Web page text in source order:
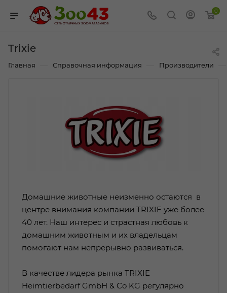
0
Trixie
Главная Справочная информация Производители
Домашниe животные неизменно остаются в
центре внимания компании TRIXIE уже более
40 лет. Наш интерес и страстная любовь к
домашним животным и их владельцам
помогают нам непрерывно развиваться.
В качестве лидера рынка TRIXIE
Heimtierbedarf GmbH & Co KG регулярно